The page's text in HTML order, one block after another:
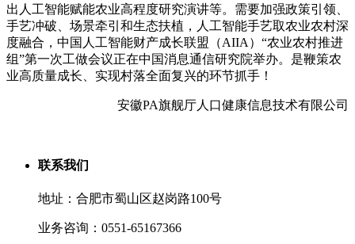
出人工智能赋能农业高程度研究演讲等。需要加强政策引领、
手艺冲破、场景牵引和生态扶植，人工智能手艺取农业农村深
度融合，中国人工智能财产成长联盟（AIIA）“农业农村推进
组”第一次工做会议正在中国消息通信研究院举办。是鞭策农
业高质量成长、实现村落全面复兴的环节抓手！
安徽PA旗舰厅人口健康信息技术有限公司
联系我们
地址：合肥市蜀山区赵岗路100号
业务咨询：0551-65167366